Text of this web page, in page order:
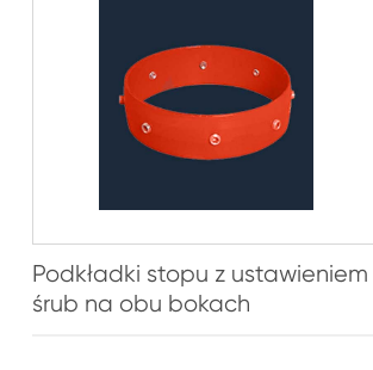
Podkładki stopu z ustawieniem
śrub na obu bokach